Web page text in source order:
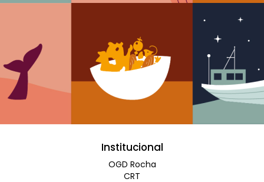
Institucional
OGD Rocha
CRT